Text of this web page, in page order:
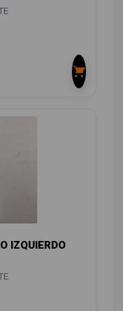
IZQUIERDO